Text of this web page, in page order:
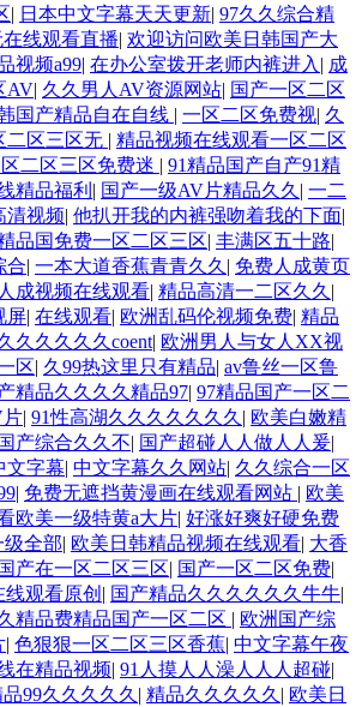
| 日本中文字幕天天更新| 97久久综合精
线观看直播| 欢迎访问欧美日韩国产大
视频a99| 在办公室拨开老师内裤进入 | 成
AV| 久久男人AV资源网站| 国产一区二区
国产精品自在自线 | 一区二区免费视| 久
二区三区无 | 精品视频在线观看一区二区
二区三区免费迷 | 91精品国产自产91精
精品福利 | 国产一级AV片精品久久 | 一二
清视频| 他扒开我的内裤强吻着我的下面|
品国免费一区二区三区| 丰满区五十路|
合| 一本大道香蕉青青久久 | 免费人成黄页
成视频在线观看| 精品高清一二区久久 |
屏| 在线观看| 欧洲乱码伦视频免费| 精品
久久久久久coent| 欧洲男人与女人XX视
区| 久99热这里只有精品| av鲁丝一区鲁
精品久久久久精品97| 97精品国产一区二
片| 91性高湖久久久久久久久 | 欧美白嫩精
产综合久久不| 国产超碰人人做人人爰|
文字幕| 中文字幕久久网站| 久久综合一区
| 免费无遮挡黄漫画在线观看网站 | 欧美
欧美一级特黄a大片| 好涨好爽好硬免费
级全部| 欧美日韩精品视频在线观看| 大香
国产在一区二区三区| 国产一区二区免费|
观看原创 | 国产精品久久久久久久牛牛|
精品费精品国产一区二区 | 欧洲国产综
| 色狠狠一区二区三区香蕉| 中文字幕午夜
在精品视频| 91人摸人人澡人人人超碰|
99久久久久久 | 精品久久久久久 | 欧美日